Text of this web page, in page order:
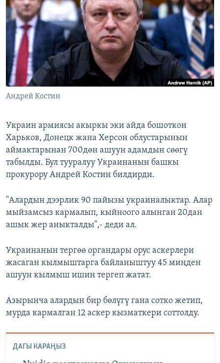
АЗАТТЫК+
ЫҢГАЙСЫЗ СУРООЛОР
ЭЕ/АРнун бардык сайттары
Андрей Костин
Украин армиясы акыркы эки айда бошоткон
Харьков, Донецк жана Херсон облустарынын
аймактарынан 700дөн ашуун адамдын сөөгү
табылды. Бул тууралуу Украинанын башкы
прокурору Андрей Костин билдирди.
"Алардын дээрлик 90 пайызы украиналыктар. Алар
мыйзамсыз кармалып, кыйноого алынган 20дан
ашык жер аныкталды",- деди ал.
Украинанын тергөө органдары орус аскерлери
жасаган кылмыштарга байланыштуу 45 миңден
ашуун кылмыш ишин тергеп жатат.
Азырынча алардын бир бөлүгү гана сотко жетип,
мурда кармалган 12 аскер кызматкери соттолду.
ДАГЫ КАРАҢЫЗ